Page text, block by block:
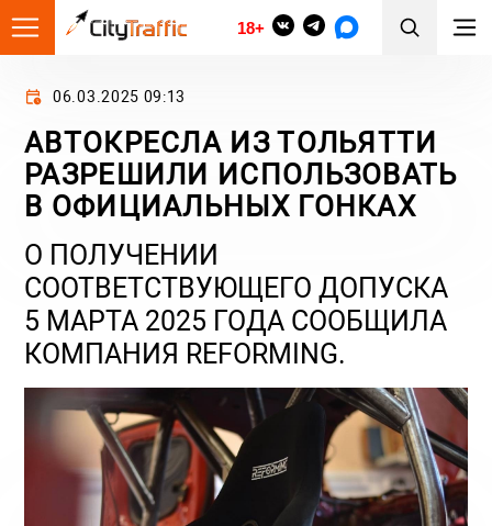
18+
06.03.2025 09:13
АВТОКРЕСЛА ИЗ ТОЛЬЯТТИ
РАЗРЕШИЛИ ИСПОЛЬЗОВАТЬ
В ОФИЦИАЛЬНЫХ ГОНКАХ
О ПОЛУЧЕНИИ
СООТВЕТСТВУЮЩЕГО ДОПУСКА
5 МАРТА 2025 ГОДА СООБЩИЛА
КОМПАНИЯ REFORMING.